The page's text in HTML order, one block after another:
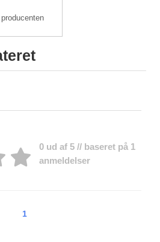
0 ud af 5 // baseret på 1
anmeldelser
1